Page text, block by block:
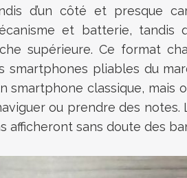
d’un côté et presque
et batterie, tandis
supérieure. Ce format
pliables du
smartphone classique, mais
ou prendre des notes.
afficheront sans doute des